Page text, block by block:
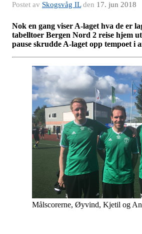
Postet av Skogsvåg ILden 17. jun 2018
Nok en gang viser A-laget hva de er
tabelltoer Bergen Nord 2 reise hjem
pause skrudde A-laget opp tempoet i
Målscorerne, Øyvind, Kjetil og